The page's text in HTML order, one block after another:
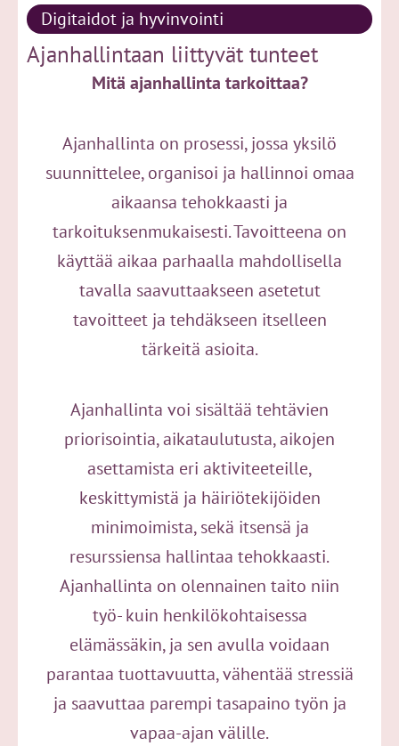
Digitaidot ja hyvinvointi
Ajanhallintaan liittyvät tunteet
Mitä ajanhallinta tarkoittaa?
Ajanhallinta on prosessi, jossa yksilö
suunnittelee, organisoi ja hallinnoi omaa
aikaansa tehokkaasti ja
tarkoituksenmukaisesti. Tavoitteena on
käyttää aikaa parhaalla mahdollisella
tavalla saavuttaakseen asetetut
tavoitteet ja tehdäkseen itselleen
tärkeitä asioita.
Ajanhallinta voi sisältää tehtävien
priorisointia, aikataulutusta, aikojen
asettamista eri aktiviteeteille,
keskittymistä ja häiriötekijöiden
minimoimista, sekä itsensä ja
resurssiensa hallintaa tehokkaasti.
Ajanhallinta on olennainen taito niin
työ- kuin henkilökohtaisessa
elämässäkin, ja sen avulla voidaan
parantaa tuottavuutta, vähentää stressiä
ja saavuttaa parempi tasapaino työn ja
vapaa-ajan välille.